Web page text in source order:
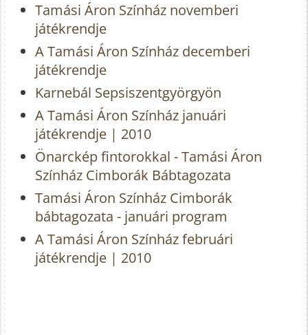
Tamási Áron Színház novemberi
játékrendje
A Tamási Áron Színház decemberi
játékrendje
Karnebál Sepsiszentgyörgyön
A Tamási Áron Színház januári
játékrendje | 2010
Önarckép fintorokkal - Tamási Áron
Színház Cimborák Bábtagozata
Tamási Áron Színház Cimborák
bábtagozata - januári program
A Tamási Áron Színház februári
játékrendje | 2010